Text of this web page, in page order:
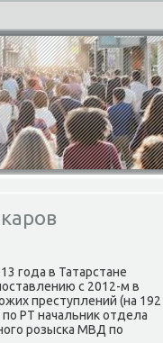
гοда в Татарстане
с 2012-м в
преступлений (на 192
РТ начальник отдела
рοзысκа МВД пο